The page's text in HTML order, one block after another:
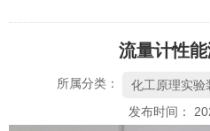
baiguangfz@163.com
流量计性
所属分类： 化工原理实验
发布时间：